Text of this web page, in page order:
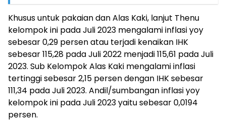
Khusus untuk pakaian dan Alas Kaki, lanjut Thenu
kelompok ini pada Juli 2023 mengalami inflasi yoy
sebesar 0,29 persen atau terjadi kenaikan IHK
sebesar 115,28 pada Juli 2022 menjadi 115,61 pada Juli
2023. Sub Kelompok Alas Kaki mengalami inflasi
tertinggi sebesar 2,15 persen dengan IHK sebesar
111,34 pada Juli 2023. Andil/sumbangan inflasi yoy
kelompok ini pada Juli 2023 yaitu sebesar 0,0194
persen.